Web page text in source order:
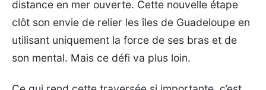
distance en mer ouverte. Cette nouvelle étape
clôt son envie de relier les îles de Guadeloupe en
utilisant uniquement la force de ses bras et de
son mental. Mais ce défi va plus loin.